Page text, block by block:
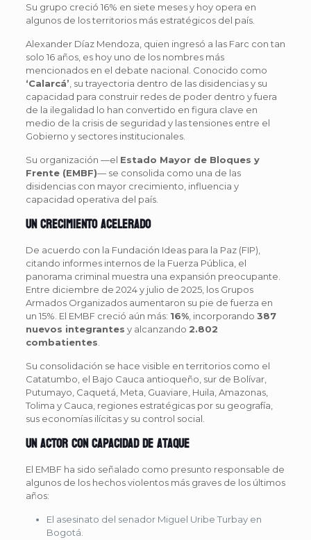
Su grupo creció 16% en siete meses y hoy opera en
algunos de los territorios más estratégicos del país.
Alexander Díaz Mendoza, quien ingresó a las Farc con tan
solo 16 años, es hoy uno de los nombres más
mencionados en el debate nacional. Conocido como
‘Calarcá’ , su trayectoria dentro de las disidencias y su
capacidad para construir redes de poder dentro y fuera
de la ilegalidad lo han convertido en figura clave en
medio de la crisis de seguridad y las tensiones entre el
Gobierno y sectores institucionales.
Su organización —el Estado Mayor de Bloques y
Frente (EMBF)— se consolida como una de las
disidencias con mayor crecimiento, influencia y
capacidad operativa del país.
Un crecimiento acelerado
De acuerdo con la Fundación Ideas para la Paz (FIP),
citando informes internos de la Fuerza Pública, el
panorama criminal muestra una expansión preocupante.
Entre diciembre de 2024 y julio de 2025, los Grupos
Armados Organizados aumentaron su pie de fuerza en
un 15%. El EMBF creció aún más: 16%, incorporando 387
nuevos integrantes y alcanzando 2.802
combatientes
Su consolidación se hace visible en territorios como el
Catatumbo, el Bajo Cauca antioqueño, sur de Bolívar,
Putumayo, Caquetá, Meta, Guaviare, Huila, Amazonas,
Tolima y Cauca, regiones estratégicas por su geografía,
sus economías ilícitas y su control social.
Un actor con capacidad de ataque
El EMBF ha sido señalado como presunto responsable de
algunos de los hechos violentos más graves de los últimos
años:
El asesinato del senador Miguel Uribe Turbay en
Bogotá.